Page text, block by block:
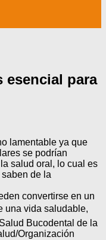
esencial para
lamentable ya que
se podrían
salud oral, lo cual es
de la
convertirse en un
vida saludable,
Bucodental de la
Organización